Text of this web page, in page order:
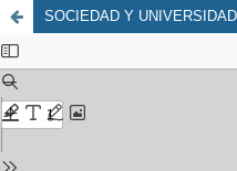
SOCIEDAD Y